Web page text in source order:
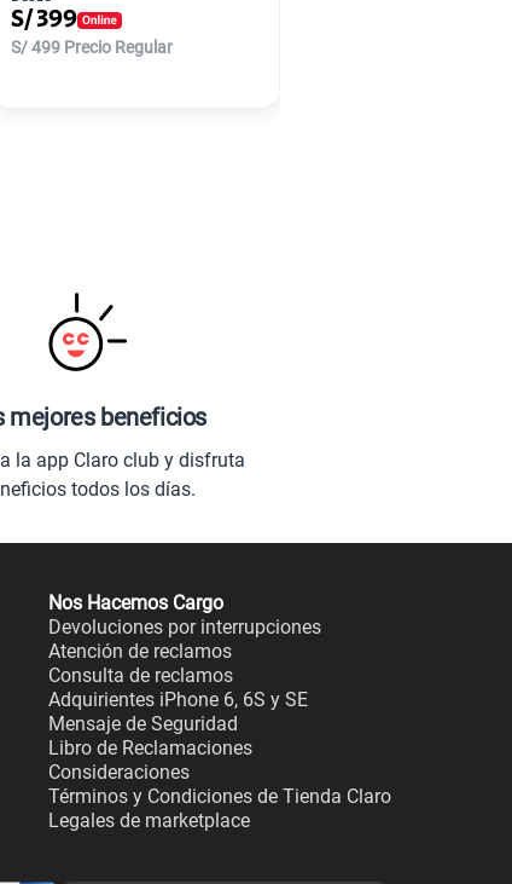
S/ 399
S/499 Precio Regular
mejores beneficios
la app Claro club y disfruta
todos los días.
Nos Hacemos Cargo
Devoluciones por interrupciones
Atención de reclamos
Consulta de reclamos
Adquirientes iPhone 6, 6S y SE
Mensaje de Seguridad
Libro de Reclamaciones
Consideraciones
Términos y Condiciones de Tienda Claro
Legales de marketplace